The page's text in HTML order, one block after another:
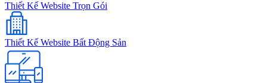
Thiết Kế Website Trọn Gói
Thiết Kế Website Bất Động Sản